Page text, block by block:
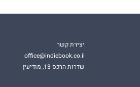
יצירת קשר
office@indiebook.co.il
שדרות הרכס 13, מודיעין